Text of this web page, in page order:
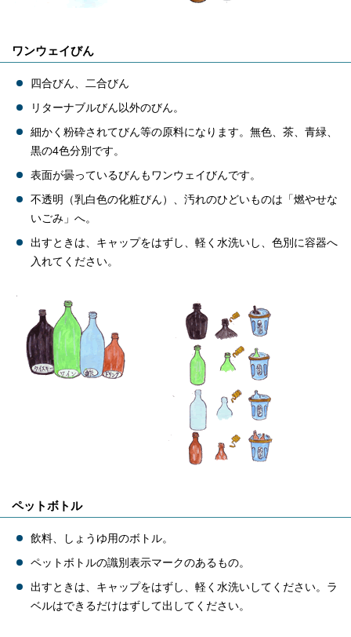
ワンウェイびん
四合びん、二合びん
リターナブルびん以外のびん。
細かく粉砕されてびん等の原料になります。無色、茶、青緑、
黒の4色分別です。
表面が曇っているびんもワンウェイびんです。
不透明（乳白色の化粧びん）、汚れのひどいものは「燃やせな
いごみ」へ。
出すときは、キャップをはずし、軽く水洗いし、色別に容器へ
入れてください。
ペットボトル
飲料、しょうゆ用のボトル。
ペットボトルの識別表示マークのあるもの。
出すときは、キャップをはずし、軽く水洗いしてください。ラ
ベルはできるだけはずして出してください。